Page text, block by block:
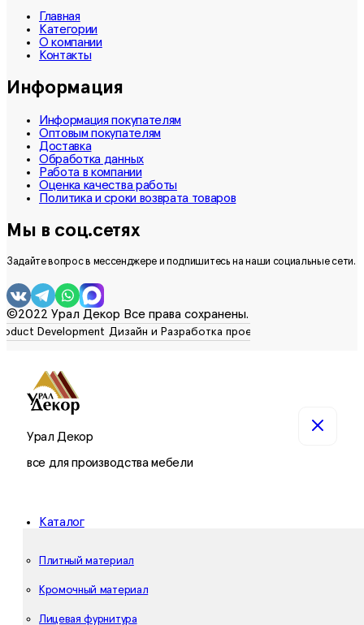
Главная
Категории
О компании
Контакты
Информация
Информация покупателям
Оптовым покупателям
Доставка
Обработка данных
Работа в компании
Оценка качества работы
Политика и сроки возврата товаров
Мы в соц.сетях
Задайте вопрос в мессенджере и подпишитесь на наши социальные сети.
©2022 Урал Декор Все права сохранены.
Урал Декор
все для производства мебели
Каталог
Плитный материал
Кромочный материал
Лицевая фурнитура